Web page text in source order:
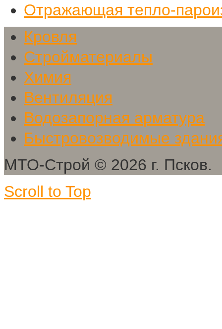
Отражающая тепло-
Кровля
Стройматериалы
Химия
Вентиляция
Водозапорная арматура
Быстровозводимые
МТО-Строй © 2026 г. Псков.
Scroll to Top